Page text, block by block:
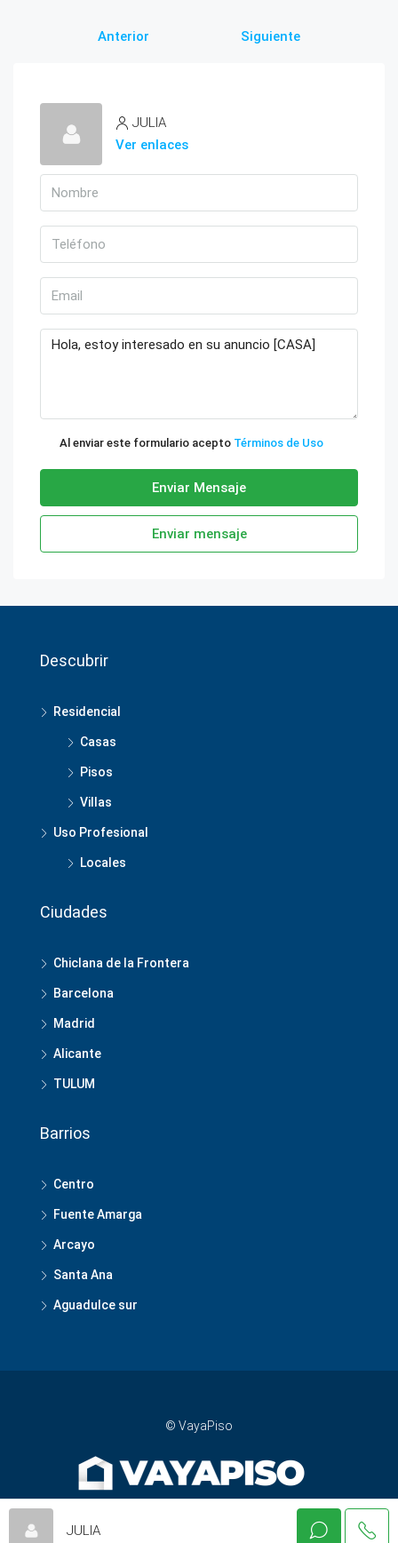
Anterior Siguiente
JULIA
Ver enlaces
Al enviar este formulario acepto Términos de Uso
Enviar Mensaje
Enviar mensaje
Descubrir
Residencial
Casas
Pisos
Villas
Uso Profesional
Locales
Ciudades
Chiclana de la Frontera
Barcelona
Madrid
Alicante
TULUM
Barrios
Centro
Fuente Amarga
Arcayo
Santa Ana
Aguadulce sur
© VayaPiso
JULIA